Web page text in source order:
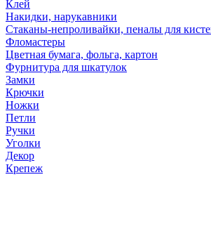
Клей
Накидки, нарукавники
Стаканы-непроливайки, пеналы для
Фломастеры
Цветная бумага, фольга, картон
Фурнитура для шкатулок
Замки
Крючки
Ножки
Петли
Ручки
Уголки
Декор
Крепеж